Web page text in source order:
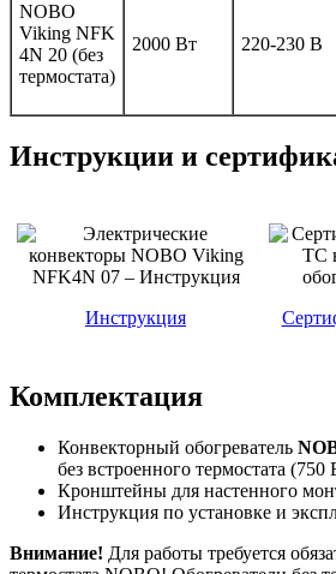
NOBO
Viking NFK
4N 20 (без
термостата)
2000 Вт 220-230 В
Инструкции и
Инструкция
Комплектация
Конвекторный обогреватель
без встроенного термостата
Кронштейны для настенного
Инструкция по установке и
Внимание! Для работы требуется